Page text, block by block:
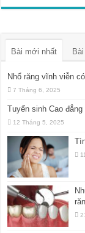
Bài mới nhất
Nhổ răng vĩnh viễn
7 Tháng 6, 2025
Tuyển sinh Cao
12 Tháng 5, 2025